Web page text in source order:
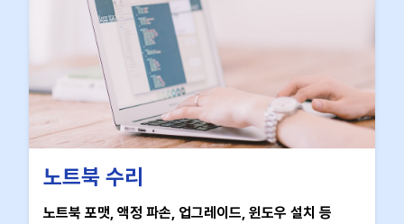
노트북 수리
노트북 포맷, 액정 파손, 업그레이드, 윈도우 설치 등